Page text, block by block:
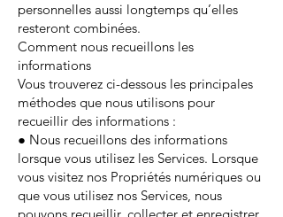
personnelles aussi longtemps qu’elles
resteront combinées.
Comment nous recueillons les
informations
Vous trouverez ci-dessous les principales
méthodes que nous utilisons pour
recueillir des informations :
● Nous recueillons des informations
lorsque vous utilisez les Services. Lorsque
vous visitez nos Propriétés numériques ou
que vous utilisez nos Services, nous